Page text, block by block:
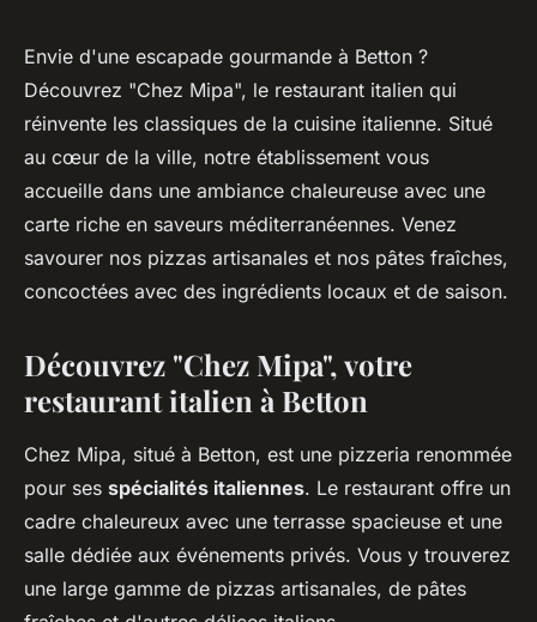
Découvrez "chez mipa", votre
restaurant italien à betton
Joseph•24 juillet 2024•4 min de lecture
Envie d'une escapade gourmande à Betton ?
Découvrez "Chez Mipa", le restaurant italien qui
réinvente les classiques de la cuisine italienne. Situé
au cœur de la ville, notre établissement vous
accueille dans une ambiance chaleureuse avec une
carte riche en saveurs méditerranéennes. Venez
savourer nos pizzas artisanales et nos pâtes fraîches,
concoctées avec des ingrédients locaux et de saison.
Découvrez "Chez Mipa", votre
restaurant italien à Betton
Chez Mipa, situé à Betton, est une pizzeria renommée
pour ses spécialités italiennes. Le restaurant offre un
cadre chaleureux avec une terrasse spacieuse et une
salle dédiée aux événements privés. Vous y trouverez
une large gamme de pizzas artisanales, de pâtes